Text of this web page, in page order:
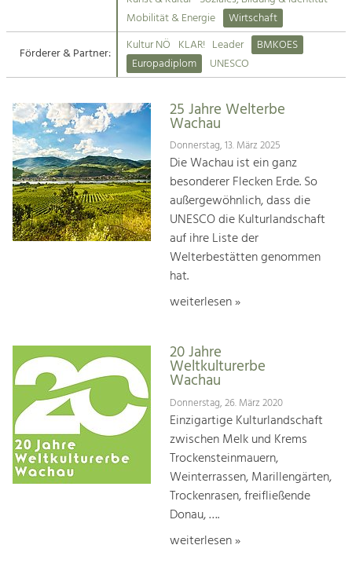
Suche
Impressum
Kontakt
Tourismus
Angebotsentwicklung und
Kunst & Kultur
Handwerk, Wissenschaft und Forschung.
Soziales, Bildung &
Identität
Gleichberechtigung, Jugend und
Integration
Mobilität & Energie
Klimawandel, öffentlicher Verkehr und
Mobilität & Energie
Wirtschaft
Förderer & Partner:
Kultur NÖ KLAR! Leader
BMKOES
Europadiplom
UNESCO
25 Jahre Welterbe
Wachau
Donnerstag, 13. März 2025
Die Wachau ist ein ganz
besonderer Flecken Erde. So
außergewöhnlich, dass die
UNESCO die Kulturlandschaft
auf ihre Liste der
Welterbestätten genommen
hat.
weiterlesen »
20 Jahre
Weltkulturerbe
Wachau
Donnerstag, 26. März 2020
Einzigartige Kulturlandschaft
zwischen Melk und Krems
Trockensteinmauern,
Weinterrassen, Marillengärten,
Trockenrasen, freifließende
Donau, ….
weiterlesen »